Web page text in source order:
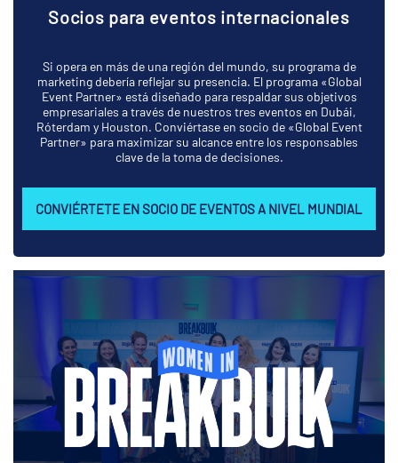
Socios para eventos internacionales
Si opera en más de una región del mundo, su programa de
marketing debería reflejar su presencia. El programa «Global
Event Partner» está diseñado para respaldar sus objetivos
empresariales a través de nuestros tres eventos en Dubái,
Róterdam y Houston. Conviértase en socio de «Global Event
Partner» para maximizar su alcance entre los responsables
clave de la toma de decisiones.
CONVIÉRTETE EN SOCIO DE EVENTOS A NIVEL MUNDIAL